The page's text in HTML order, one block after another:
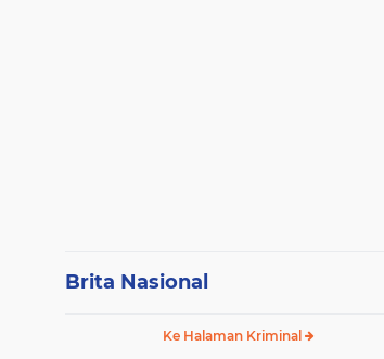
Brita Nasional
Ke Halaman Kriminal